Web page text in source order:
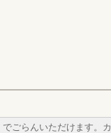
ごらんいただけます。カ